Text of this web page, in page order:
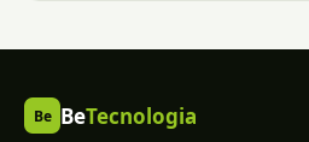
Be BeTecnologia